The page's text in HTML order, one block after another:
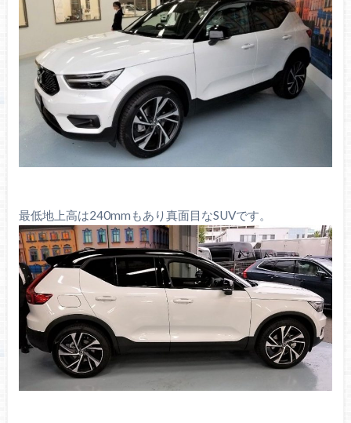
最低地上高は240mmもあり真面目なSUVです。